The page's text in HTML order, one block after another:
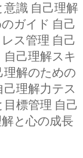
意識 自己理解
ガイド 自己
ス管理 自己
自己理解スキ
理解のための
己理解力テス
目標管理 自己
と心の成長